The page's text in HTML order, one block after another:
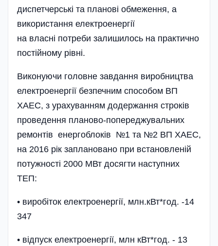
диспетчерські та планові обмеження, а
використання електроенергії
на власні потреби залишилось на практично
пості­й­ному рівні.
Виконуючи головне завдання виробництва
електроенергії безпечним способом ВП
ХАЕС, з урахуванням додержання строків
проведення планово-попереджувальних
ремонтів енерго­блоків №1 та №2 ВП ХАЕС,
на 2016 рік заплановано при встановленій
потужності 2000 МВт досягт­и наступних
ТЕП:
• виробіток електроенергії, млн.кВт*год. -14
347
• відпуск електроенергії, млн кВт*год. - 13